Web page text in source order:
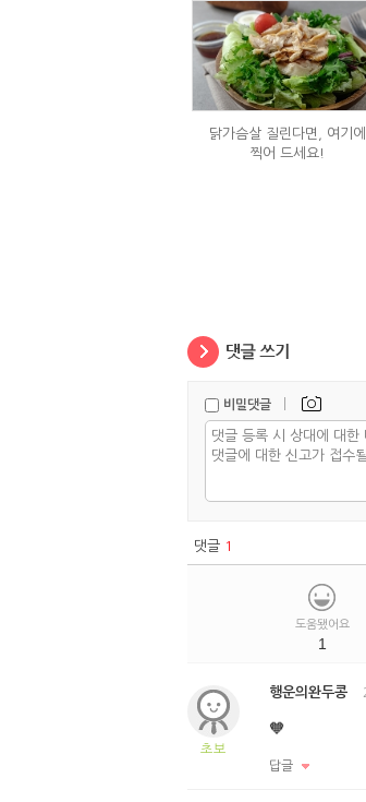
닭가슴살 질린다면, 여기에
찍어 드세요!
비밀댓글 |
댓글 1
도움됐어요
1
초보
행운의완두콩
🧡
답글